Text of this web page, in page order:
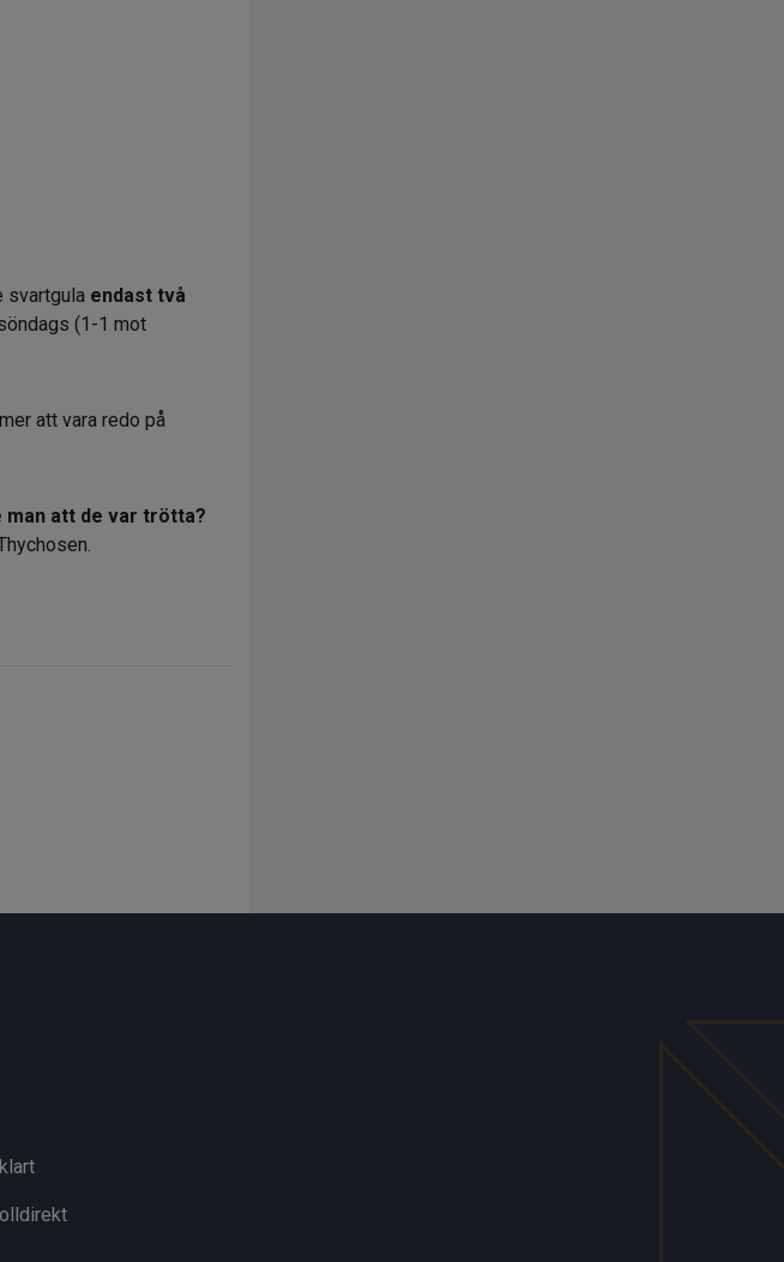
svartgula endast två
(1-1 mot
att vara redo på
man att de var trötta?